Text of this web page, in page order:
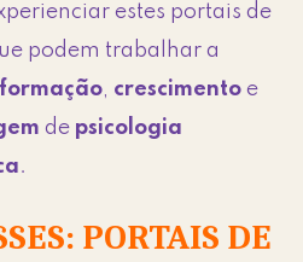
estes portais de
podem trabalhar a
, crescimento e
de psicologia
.
PORTAIS DE